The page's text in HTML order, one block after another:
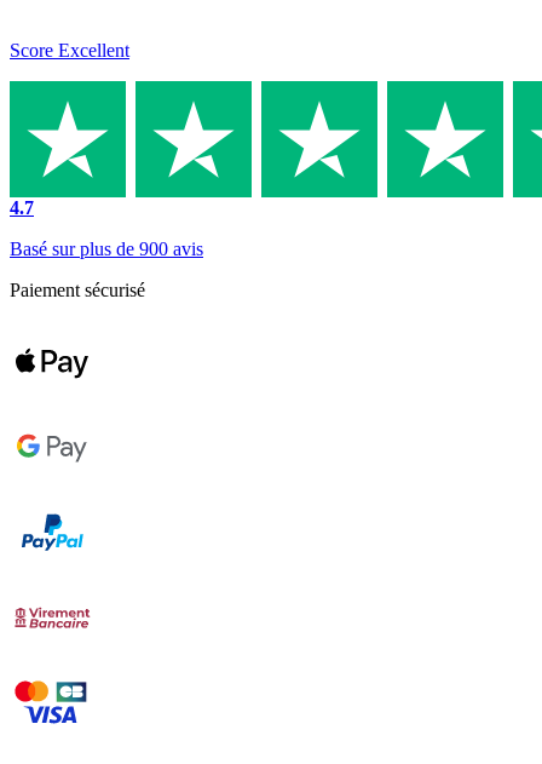
Score Excellent
4.7
Basé sur plus de 900 avis
Paiement sécurisé